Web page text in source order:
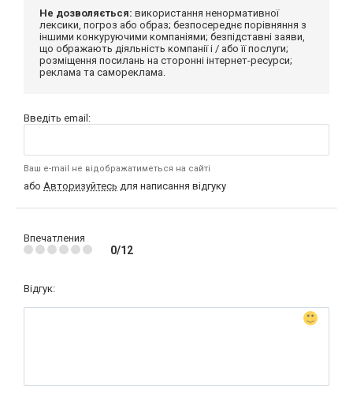
Не дозволяється: використання ненормативної
лексики, погроз або образ; безпосереднє порівняння з
іншими конкуруючими компаніями; безпідставні заяви,
що ображають діяльність компанії і / або її послуги;
розміщення посилань на сторонні інтернет-ресурси;
реклама та самореклама.
Введіть email:
Ваш e-mail не відображатиметься на сайті
або Авторизуйтесь для написання відгуку
Впечатления
0/12
Відгук: